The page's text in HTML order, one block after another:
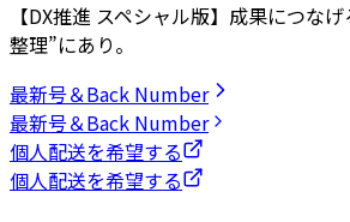
【DX推進 スペシャル版】成果につな
整理”にあり。
最新号＆Back Number
最新号＆Back Number
個人配送を希望する
個人配送を希望する